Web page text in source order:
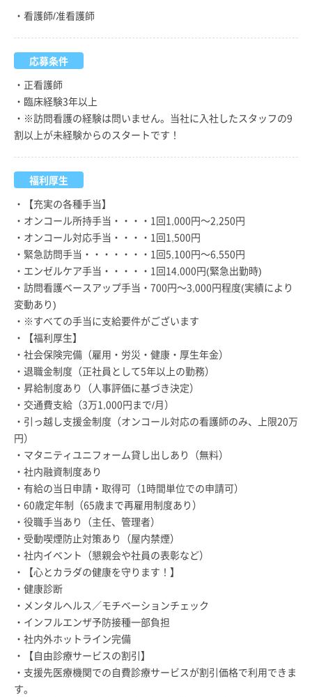
・看護師/准看護師
応募条件
・正看護師
・臨床経験3年以上
・※訪問看護の経験は問いません。当社に入社したスタッフの9
割以上が未経験からのスタートです！
福利厚生
・【充実の各種手当】
・オンコール所持手当・・・・1回1,000円～2,250円
・オンコール対応手当・・・・1回1,500円
・緊急訪問手当・・・・・・・1回5,100円～6,550円
・エンゼルケア手当・・・・・1回14,000円(緊急出勤時)
・訪問看護ベースアップ手当・700円～3,000円程度(実績により
変動あり)
・※すべての手当に支給要件がございます
・【福利厚生】
・社会保険完備（雇用・労災・健康・厚生年金）
・退職金制度（正社員として5年以上の勤務）
・昇給制度あり（人事評価に基づき決定）
・交通費支給（3万1,000円まで/月）
・引っ越し支援金制度（オンコール対応の看護師のみ、上限20万
円）
・マタニティユニフォーム貸し出しあり（無料）
・社内融資制度あり
・有給の当日申請・取得可（1時間単位での申請可）
・60歳定年制（65歳まで再雇用制度あり）
・役職手当あり（主任、管理者）
・受動喫煙防止対策あり（屋内禁煙）
・社内イベント（懇親会や社員の表彰など）
・【心とカラダの健康を守ります！】
・健康診断
・メンタルヘルス／モチベーションチェック
・インフルエンザ予防接種一部負担
・社内外ホットライン完備
・【自由診療サービスの割引】
・支援先医療機関での自費診療サービスが割引価格で利用できま
す。